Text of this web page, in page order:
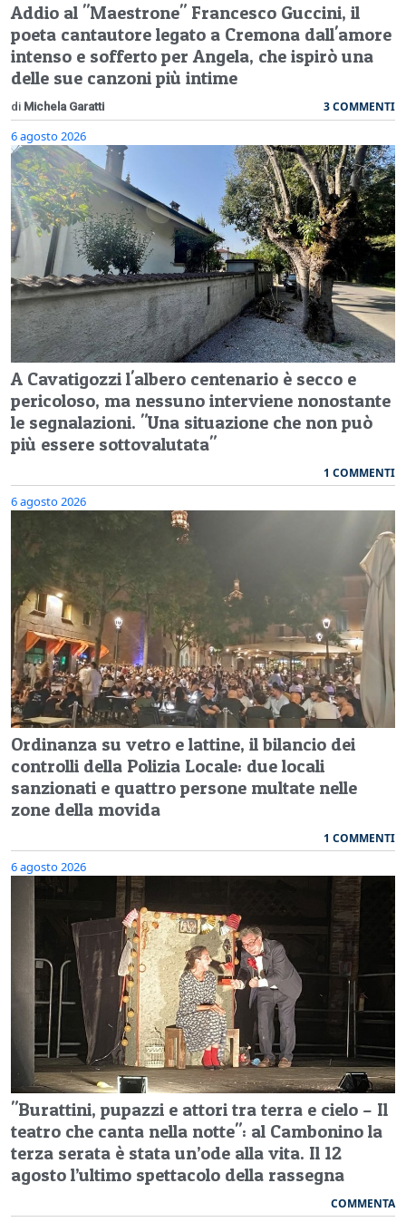
Addio al "Maestrone" Francesco Guccini, il
poeta cantautore legato a Cremona dall'amore
intenso e sofferto per Angela, che ispirò una
delle sue canzoni più intime
di Michela Garatti 3 COMMENTI
6 agosto 2026
A Cavatigozzi l'albero centenario è secco e
pericoloso, ma nessuno interviene nonostante
le segnalazioni. "Una situazione che non può
più essere sottovalutata"
1 COMMENTI
6 agosto 2026
Ordinanza su vetro e lattine, il bilancio dei
controlli della Polizia Locale: due locali
sanzionati e quattro persone multate nelle
zone della movida
1 COMMENTI
6 agosto 2026
"Burattini, pupazzi e attori tra terra e cielo – Il
teatro che canta nella notte": al Cambonino la
terza serata è stata un’ode alla vita. Il 12
agosto l’ultimo spettacolo della rassegna
COMMENTA